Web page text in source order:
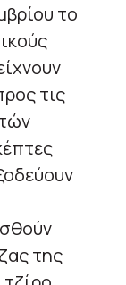
το
τις
της